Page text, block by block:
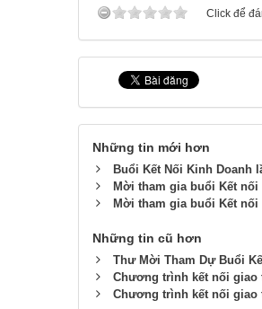
Click để
Những tin mới hơn
Buổi Kết Nối Kinh Doanh
Mời tham gia buổi Kết
Mời tham gia buổi Kết
Những tin cũ hơn
Thư Mời Tham Dự Buổi
Chương trình kết nối giao
Chương trình kết nối giao